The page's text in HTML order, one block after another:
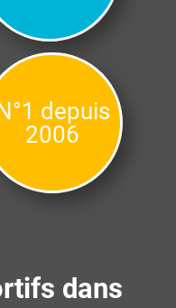
depuis
2006
dans